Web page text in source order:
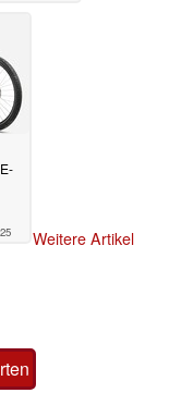
Weitere Artikel